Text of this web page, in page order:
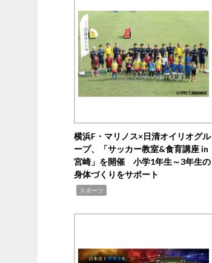
横浜F・マリノス×日清オイリオグル
ープ、「サッカー教室&食育講座 in
宮崎」を開催 小学1年生～3年生の
身体づくりをサポート
スポーツ